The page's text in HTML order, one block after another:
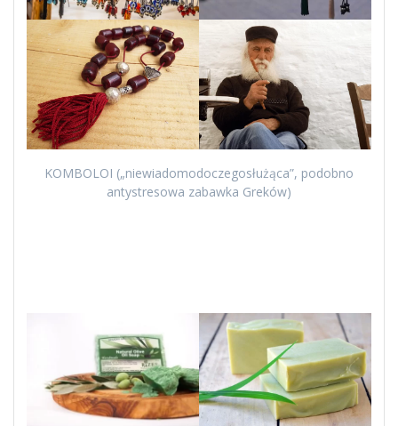
KOMBOLOI („niewiadomodoczegosłużąca”, podobno
antystresowa zabawka Greków)